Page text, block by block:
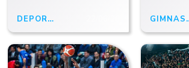
Gimnasia
DEPORTES
años